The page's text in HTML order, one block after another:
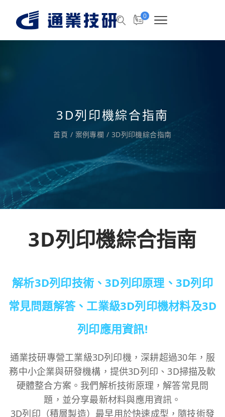
0
3D列印機綜合指南
首頁 / 案例專欄 / 3D列印機綜合指南
3D列印機綜合指南
解析3D列印技術、3D列印原理、3D列印
常見問題解答、工業級3D列印機材料及3D
列印應用資訊!
通業技研專營工業級3D列印機，深耕超過30年，服
務中小企業與研發機構，提供3D列印、3D掃描及軟
硬體整合方案。我們解析技術原理，解答常見問
題，並分享最新材料與應用資訊。
3D列印（積層製造）最早用於快速成型，隨技術發